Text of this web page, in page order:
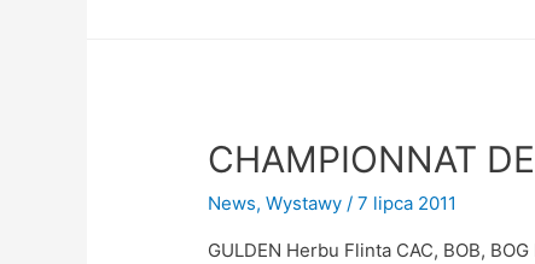
CHAMPIONNAT
News,Wystawy /7 lipca 2011
GULDEN Herbu Flinta CAC, BOB, BOG